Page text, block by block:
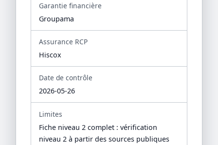
Garantie financière
Groupama
Assurance RCP
Hiscox
Date de contrôle
2026-05-26
Limites
Fiche niveau 2 complet : vérification
niveau 2 à partir des sources publiques